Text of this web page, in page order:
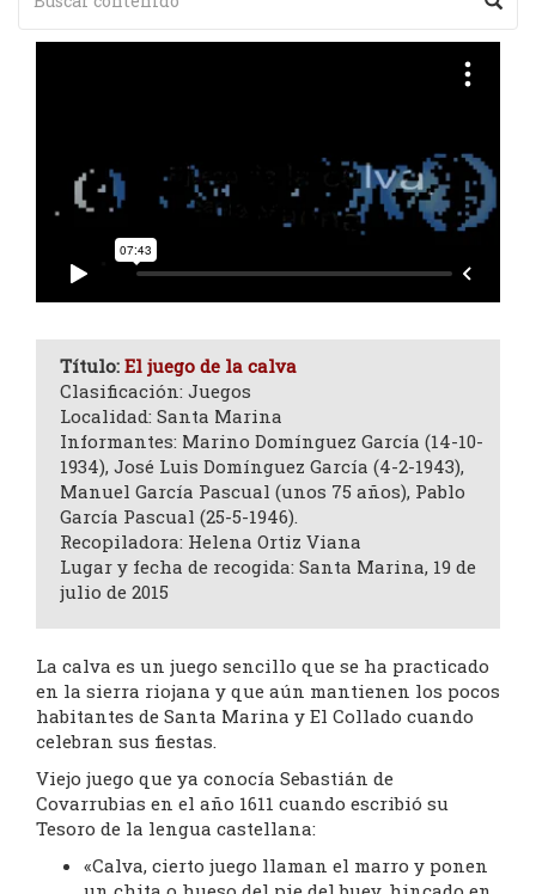
Título: El juego de la calva
Clasificación: Juegos
Localidad: Santa Marina
Informantes: Marino Domínguez García (14-10-
1934), José Luis Domínguez García (4-2-1943),
Manuel García Pascual (unos 75 años), Pablo
García Pascual (25-5-1946).
Recopiladora: Helena Ortiz Viana
Lugar y fecha de recogida: Santa Marina, 19 de
julio de 2015
La calva es un juego sencillo que se ha practicado
en la sierra riojana y que aún mantienen los pocos
habitantes de Santa Marina y El Collado cuando
celebran sus fiestas.
Viejo juego que ya conocía Sebastián de
Covarrubias en el año 1611 cuando escribió su
Tesoro de la lengua castellana:
«Calva, cierto juego llaman el marro y ponen